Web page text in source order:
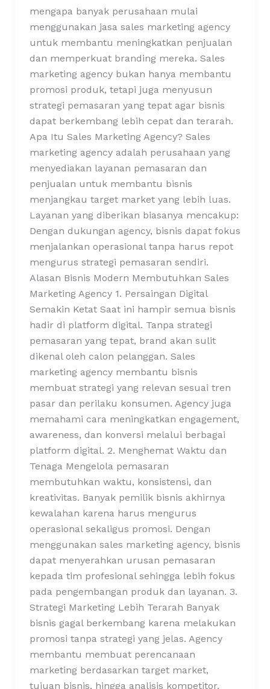
mengapa banyak perusahaan mulai
menggunakan jasa sales marketing agency
untuk membantu meningkatkan penjualan
dan memperkuat branding mereka. Sales
marketing agency bukan hanya membantu
promosi produk, tetapi juga menyusun
strategi pemasaran yang tepat agar bisnis
dapat berkembang lebih cepat dan terarah.
Apa Itu Sales Marketing Agency? Sales
marketing agency adalah perusahaan yang
menyediakan layanan pemasaran dan
penjualan untuk membantu bisnis
menjangkau target market yang lebih luas.
Layanan yang diberikan biasanya mencakup:
Dengan dukungan agency, bisnis dapat fokus
menjalankan operasional tanpa harus repot
mengurus strategi pemasaran sendiri.
Alasan Bisnis Modern Membutuhkan Sales
Marketing Agency 1. Persaingan Digital
Semakin Ketat Saat ini hampir semua bisnis
hadir di platform digital. Tanpa strategi
pemasaran yang tepat, brand akan sulit
dikenal oleh calon pelanggan. Sales
marketing agency membantu bisnis
membuat strategi yang relevan sesuai tren
pasar dan perilaku konsumen. Agency juga
memahami cara meningkatkan engagement,
awareness, dan konversi melalui berbagai
platform digital. 2. Menghemat Waktu dan
Tenaga Mengelola pemasaran
membutuhkan waktu, konsistensi, dan
kreativitas. Banyak pemilik bisnis akhirnya
kewalahan karena harus mengurus
operasional sekaligus promosi. Dengan
menggunakan sales marketing agency, bisnis
dapat menyerahkan urusan pemasaran
kepada tim profesional sehingga lebih fokus
pada pengembangan produk dan layanan. 3.
Strategi Marketing Lebih Terarah Banyak
bisnis gagal berkembang karena melakukan
promosi tanpa strategi yang jelas. Agency
membantu membuat perencanaan
marketing berdasarkan target market,
tujuan bisnis, hingga analisis kompetitor.